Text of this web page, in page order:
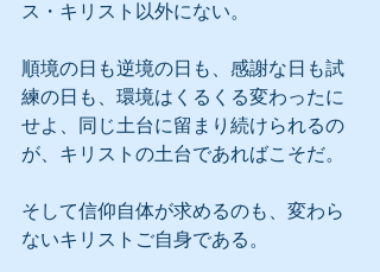
ス・キリスト以外にない。
順境の日も逆境の日も、感謝な日も試
練の日も、環境はくるくる変わったに
せよ、同じ土台に留まり続けられるの
が、キリストの土台であればこそだ。
そして信仰自体が求めるのも、変わら
ないキリストご自身である。